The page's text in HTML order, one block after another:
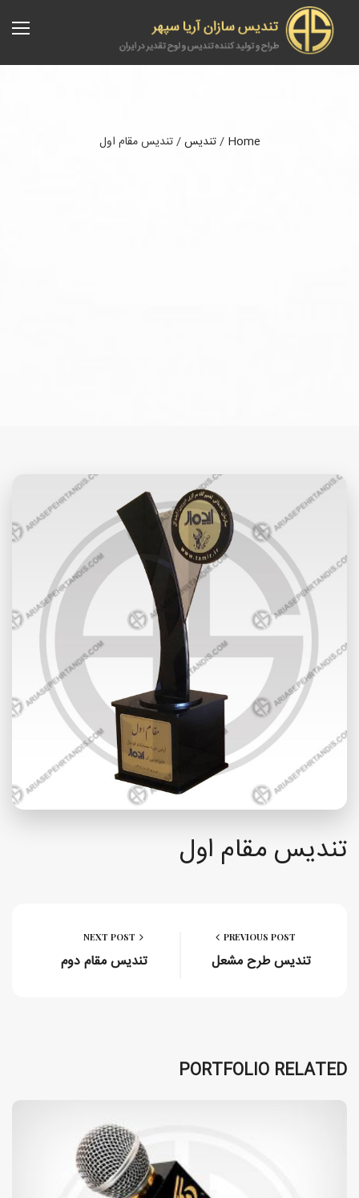
Home
/تندیس/تندیس مقام اول
تندیس مقام اول
PREVIOUS POST
تندیس طرح مشعل
NEXT POST
تندیس مقام دوم
PORTFOLIO RELATED